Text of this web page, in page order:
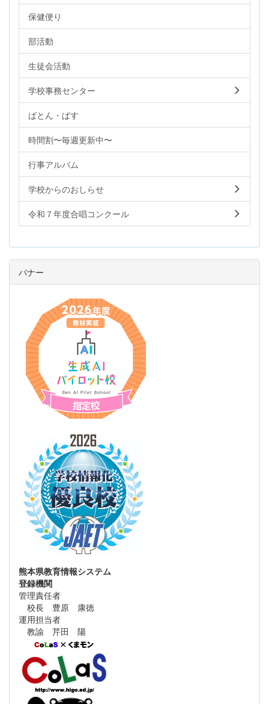
保健便り
部活動
生徒会活動
学校事務センター
ばとん・ぱす
時間割〜毎週更新中〜
行事アルバム
学校からのおしらせ
令和７年度合唱コンクール
バナー
熊本県教育情報システム
登録機関
管理責任者
校長 豊原 康徳
運用担当者
教諭 芹田 陽